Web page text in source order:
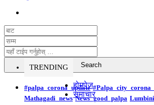
TRENDING
#palpa_corona_update
Mathagadi_news News_good_palpa
होमपेज
समाचार